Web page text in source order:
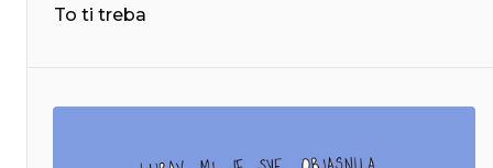
To ti treba